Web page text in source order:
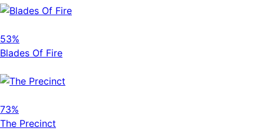
53%
Blades Of Fire
73%
The Precinct